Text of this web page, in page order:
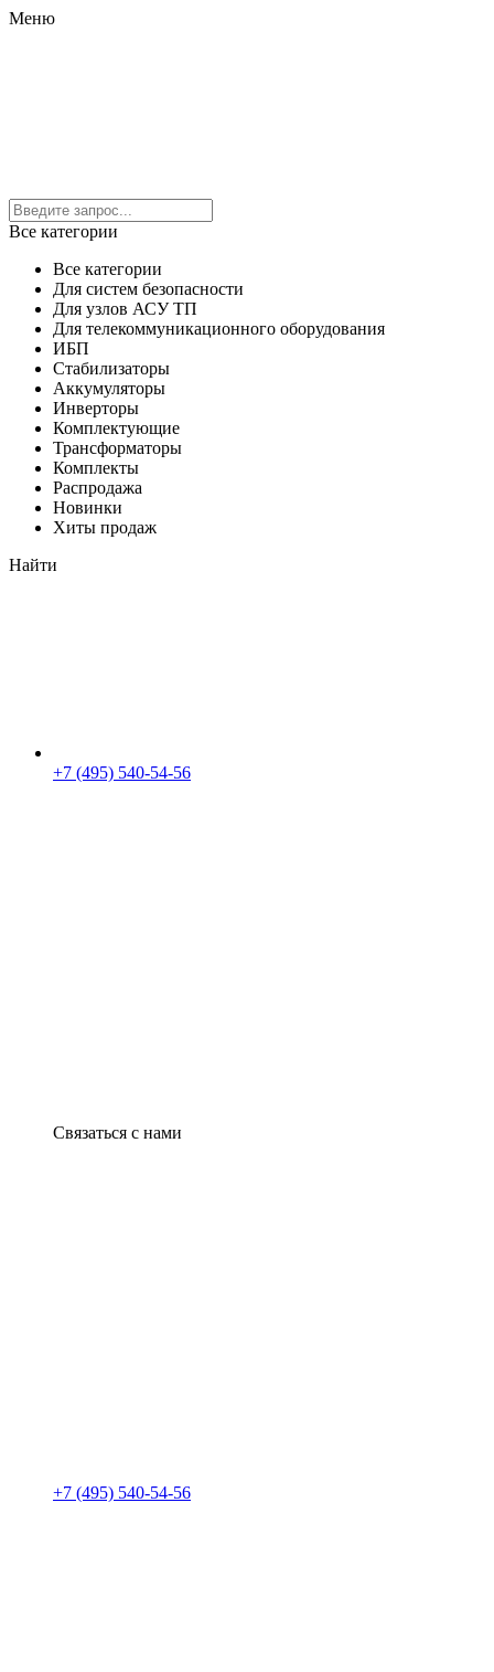
Меню
Все категории
Все категории
Для систем безопасности
Для узлов АСУ ТП
Для телекоммуникационного оборудования
ИБП
Стабилизаторы
Аккумуляторы
Инверторы
Комплектующие
Трансформаторы
Комплекты
Распродажа
Новинки
Хиты продаж
Найти
+7 (495) 540-54-56
Связаться с нами
+7 (495) 540-54-56